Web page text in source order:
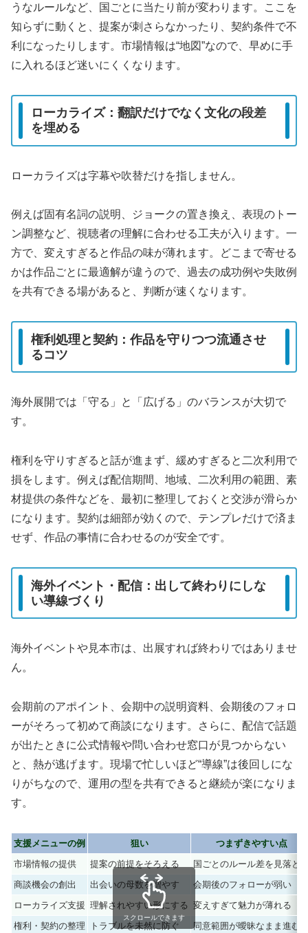
うなルールなど、国ごとに当たり前が変わります。ここを
知らずに動くと、提案が刺さらなかったり、契約条件で不
利になったりします。市場情報は“地図”なので、早めに手
に入れるほど迷いにくくなります。
ローカライズ：翻訳だけでなく文化の段差
を埋める
ローカライズは字幕や吹替だけを指しません。
例えば固有名詞の説明、ジョークの置き換え、表現のトー
ン調整など、視聴者の理解に合わせる工夫が入ります。一
方で、変えすぎると作品の味が薄れます。どこまで寄せる
かは作品ごとに最適解が違うので、過去の成功例や失敗例
を共有できる場があると、判断が速くなります。
権利処理と契約：作品を守りつつ流通させ
るコツ
海外展開では「守る」と「広げる」のバランスが大切で
す。
権利を守りすぎると話が進まず、緩めすぎると二次利用で
損をします。例えば配信期間、地域、二次利用の範囲、素
材提供の条件などを、最初に整理しておくと交渉が滑らか
になります。契約は細部が効くので、テンプレだけで済ま
せず、作品の事情に合わせるのが安全です。
海外イベント・配信：出して終わりにしな
い導線づくり
海外イベントや見本市は、出展すれば終わりではありませ
ん。
会期前のアポイント、会期中の説明資料、会期後のフォロ
ーがそろって初めて商談になります。さらに、配信で話題
が出たときに公式情報や問い合わせ窓口が見つからない
と、熱が逃げます。現場で忙しいほど“導線”は後回しにな
りがちなので、運用の型を共有できると継続が楽になりま
す。
支援メニューの例 狙い
つまずきやすい点
市場情報の提供
提案の前提をそろえる
国ごとのルール差を見落と
商談機会の創出
出会いの母数を増やす
会期後のフォローが弱い
ローカライズ支援 理解されやすい形にする 変えすぎて魅力が薄れる
権利・契約の整理
トラブルを未然に防ぐ 同意範囲が曖昧なまま進む
スクロールできます